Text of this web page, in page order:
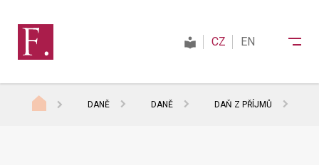
CZ EN
DANĚ DANĚ DAŇ Z PŘÍJMŮ